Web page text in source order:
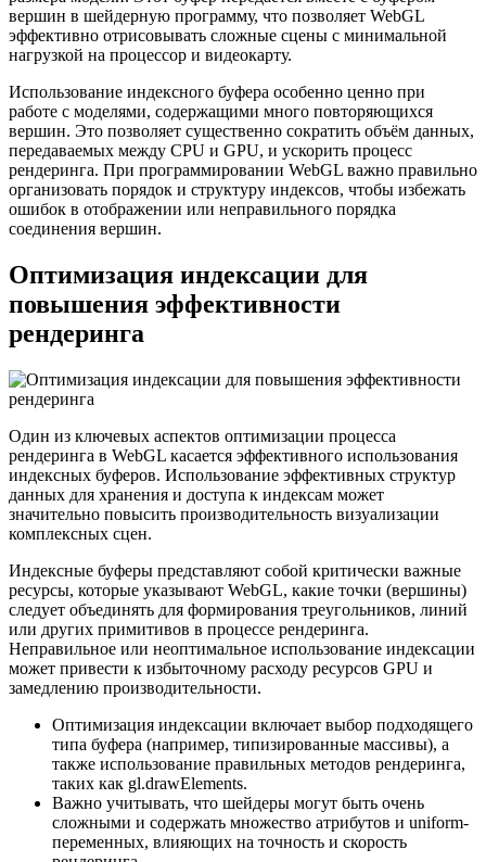
вершин в шейдерную программу, что позволяет WebGL
эффективно отрисовывать сложные сцены с минимальной
нагрузкой на процессор и видеокарту.
Использование индексного буфера особенно ценно при
работе с моделями, содержащими много повторяющихся
вершин. Это позволяет существенно сократить объём данных,
передаваемых между CPU и GPU, и ускорить процесс
рендеринга. При программировании WebGL важно правильно
организовать порядок и структуру индексов, чтобы избежать
ошибок в отображении или неправильного порядка
соединения вершин.
Оптимизация индексации для
повышения эффективности
рендеринга
Один из ключевых аспектов оптимизации процесса
рендеринга в WebGL касается эффективного использования
индексных буферов. Использование эффективных структур
данных для хранения и доступа к индексам может
значительно повысить производительность визуализации
комплексных сцен.
Индексные буферы представляют собой критически важные
ресурсы, которые указывают WebGL, какие точки (вершины)
следует объединять для формирования треугольников, линий
или других примитивов в процессе рендеринга.
Неправильное или неоптимальное использование индексации
может привести к избыточному расходу ресурсов GPU и
замедлению производительности.
Оптимизация индексации включает выбор подходящего
типа буфера (например, типизированные массивы), а
также использование правильных методов рендеринга,
таких как gl.drawElements.
Важно учитывать, что шейдеры могут быть очень
сложными и содержать множество атрибутов и uniform-
переменных, влияющих на точность и скорость